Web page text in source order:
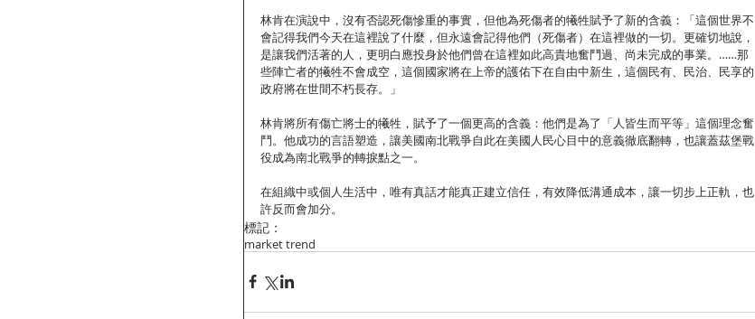
林肯在演說中，沒有否認死傷慘重的事實，但他為死傷者的犧牲賦予了新的含義：「這個世界不
會記得我們今天在這裡說了什麼，但永遠會記得他們（死傷者）在這裡做的一切。更確切地說，
是讓我們活著的人，更明白應投身於他們曾在這裡如此高貴地奮鬥過、尚未完成的事業。……那
些陣亡者的犧牲不會成空，這個國家將在上帝的護佑下在自由中新生，這個民有、民治、民享的
政府將在世間不朽長存。」
林肯將所有傷亡將士的犧牲，賦予了一個更高的含義：他們是為了「人皆生而平等」這個理念奮
鬥。他成功的言語塑造，讓美國南北戰爭自此在美國人民心目中的意義徹底翻轉，也讓蓋茲堡戰
役成為南北戰爭的轉捩點之一。
在組織中或個人生活中，唯有真話才能真正建立信任，有效降低溝通成本，讓一切步上正軌，也
許反而會加分。
標記：
market trend